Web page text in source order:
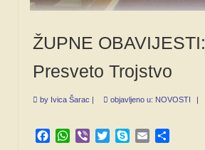
ŽUPNE OBAVIJESTI:
Presveto Trojstvo
by Ivica Šarac objavljeno u: NOVOSTI
Facebook
WhatsApp
Viber TwitterSkypeEmail